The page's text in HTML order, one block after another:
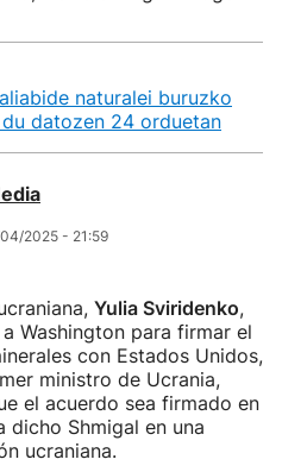
naturalei buruzko
datozen 24 orduetan
2025 - 21:59
Yulia Sviridenko,
Washington para firmar el
con Estados Unidos,
ministro de Ucrania,
el acuerdo sea firmado en
dicho Shmigal en una
ucraniana.